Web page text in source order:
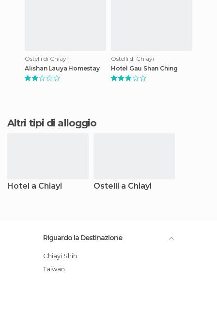
Ostelli di Chiayi
Alishan Lauya Homestay
Ostelli di Chiayi
Hotel Gau Shan Ching
Altri tipi di alloggio
Hotel a Chiayi Ostelli a Chiayi
Riguardo la Destinazione
Chiayi Shih
Taiwan